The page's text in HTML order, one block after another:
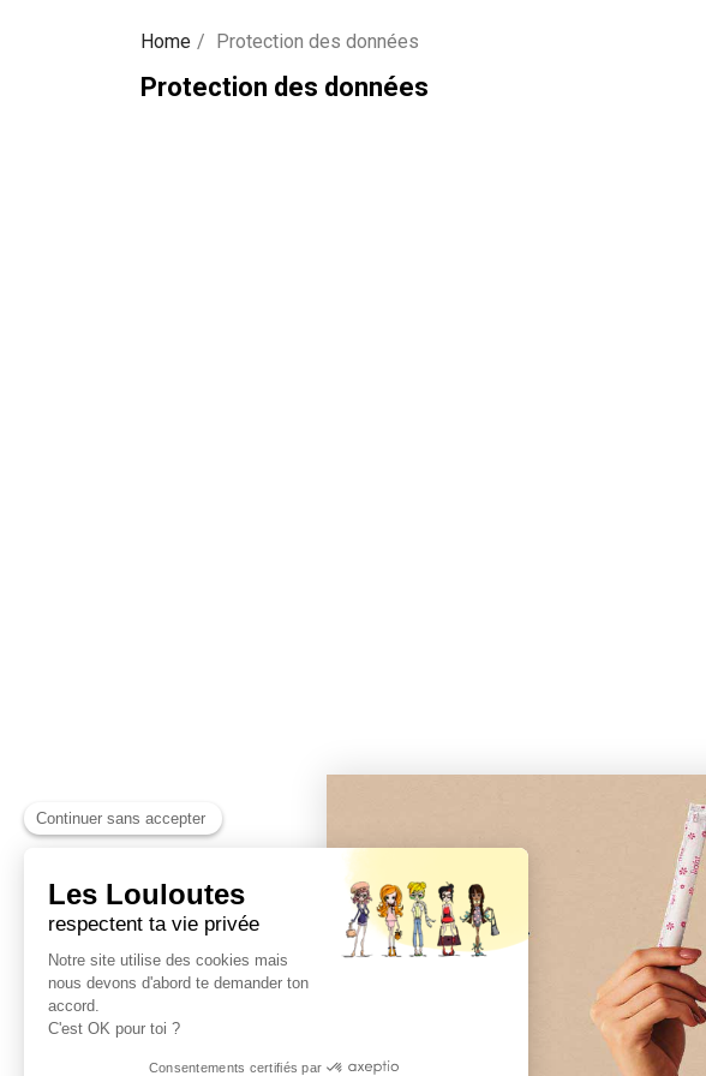
Home Protection des données
Protection des données